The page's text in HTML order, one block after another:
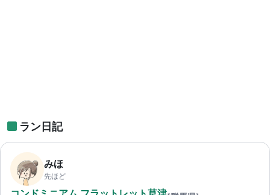
ラン日記
みほ
先ほど